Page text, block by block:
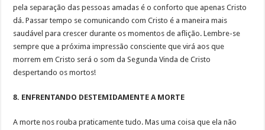
pela separação das pessoas amadas é o conforto que apenas Cristo
dá. Passar tempo se comunicando com Cristo é a maneira mais
saudável para crescer durante os momentos de aflição. Lembre-se
sempre que a próxima impressão consciente que virá aos que
morrem em Cristo será o som da Segunda Vinda de Cristo
despertando os mortos!
8. ENFRENTANDO DESTEMIDAMENTE A MORTE
A morte nos rouba praticamente tudo. Mas uma coisa que ela não